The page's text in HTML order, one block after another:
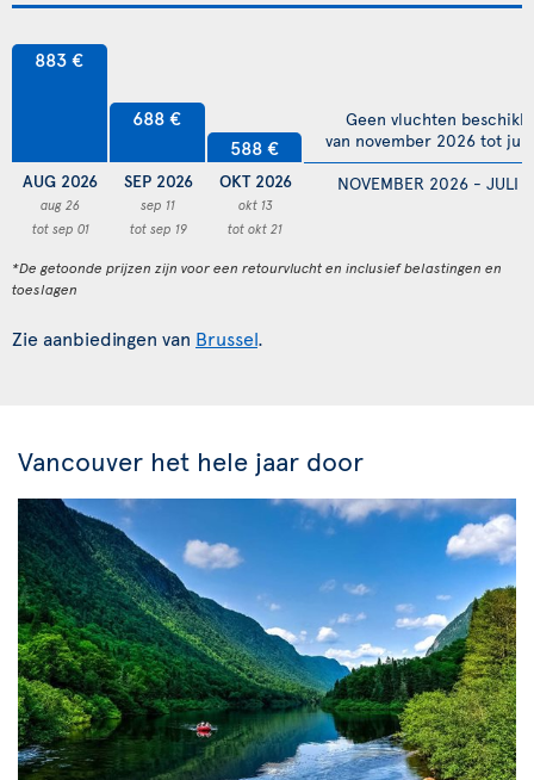
883 €
AUG 2026
aug 26
tot sep 01
688 €
SEP 2026
sep 11
tot sep 19
588 €
OKT 2026
okt 13
tot okt 21
NOVEMBER 2026 - JULI
Geen vluchten
van november 2026 tot
*De getoonde prijzen zijn voor een retourvlucht en inclusief belastingen en
toeslagen
Zie aanbiedingen van Brussel.
Vancouver het hele jaar door